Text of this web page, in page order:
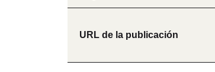
URL de la publicación